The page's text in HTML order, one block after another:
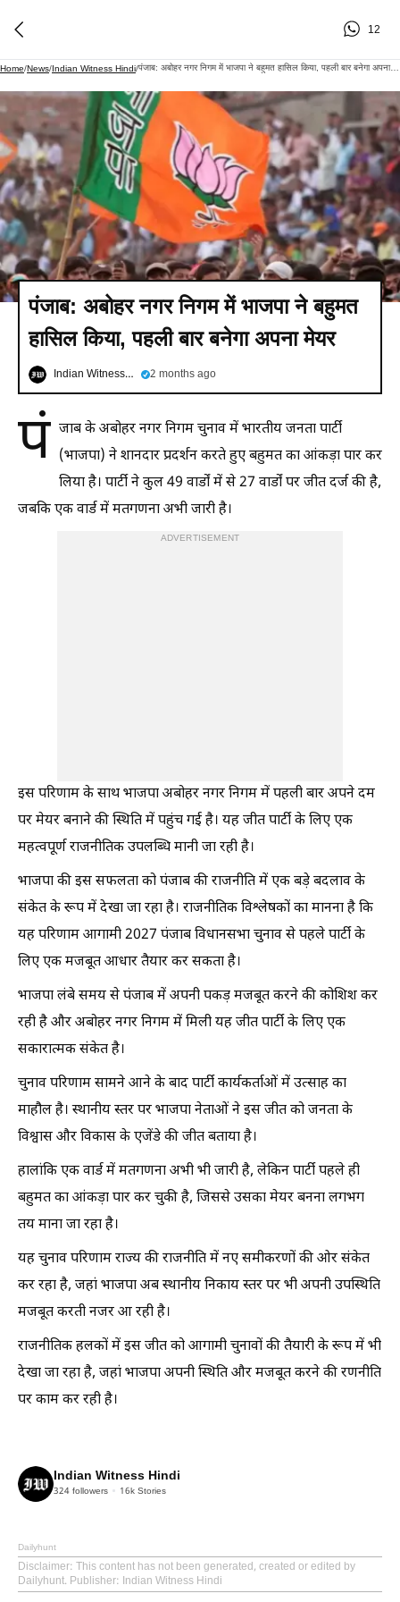
12
Home/News/Indian Witness Hindi/ पंजाब: अबोहर नगर निगम में भाजपा ने बहुमत हासिल किया, पहली बार बनेगा अपना मेयर
पंजाब: अबोहर नगर निगम में भाजपा ने बहुमत
हासिल किया, पहली बार बनेगा अपना मेयर
Indian Witness Hindi 2 months ago
पं जाब के अबोहर नगर निगम चुनाव में भारतीय जनता पार्टी
(भाजपा) ने शानदार प्रदर्शन करते हुए बहुमत का आंकड़ा पार कर
लिया है। पार्टी ने कुल 49 वार्डों में से 27 वार्डों पर जीत दर्ज की है,
जबकि एक वार्ड में मतगणना अभी जारी है।
ADVERTISEMENT
इस परिणाम के साथ भाजपा अबोहर नगर निगम में पहली बार अपने दम
पर मेयर बनाने की स्थिति में पहुंच गई है। यह जीत पार्टी के लिए एक
महत्वपूर्ण राजनीतिक उपलब्धि मानी जा रही है।
भाजपा की इस सफलता को पंजाब की राजनीति में एक बड़े बदलाव के
संकेत के रूप में देखा जा रहा है। राजनीतिक विश्लेषकों का मानना है कि
यह परिणाम आगामी 2027 पंजाब विधानसभा चुनाव से पहले पार्टी के
लिए एक मजबूत आधार तैयार कर सकता है।
भाजपा लंबे समय से पंजाब में अपनी पकड़ मजबूत करने की कोशिश कर
रही है और अबोहर नगर निगम में मिली यह जीत पार्टी के लिए एक
सकारात्मक संकेत है।
चुनाव परिणाम सामने आने के बाद पार्टी कार्यकर्ताओं में उत्साह का
माहौल है। स्थानीय स्तर पर भाजपा नेताओं ने इस जीत को जनता के
विश्वास और विकास के एजेंडे की जीत बताया है।
हालांकि एक वार्ड में मतगणना अभी भी जारी है, लेकिन पार्टी पहले ही
बहुमत का आंकड़ा पार कर चुकी है, जिससे उसका मेयर बनना लगभग
तय माना जा रहा है।
यह चुनाव परिणाम राज्य की राजनीति में नए समीकरणों की ओर संकेत
कर रहा है, जहां भाजपा अब स्थानीय निकाय स्तर पर भी अपनी उपस्थिति
मजबूत करती नजर आ रही है।
राजनीतिक हलकों में इस जीत को आगामी चुनावों की तैयारी के रूप में भी
देखा जा रहा है, जहां भाजपा अपनी स्थिति और मजबूत करने की रणनीति
पर काम कर रही है।
Indian Witness Hindi
324 followers 16k Stories
Dailyhunt
Disclaimer: This content has not been generated, created or edited by
Dailyhunt. Publisher: Indian Witness Hindi